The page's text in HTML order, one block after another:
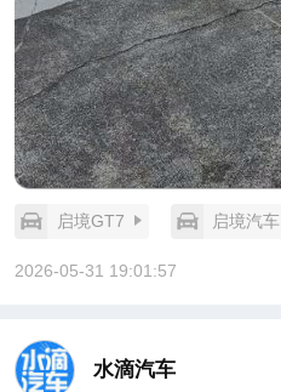
启境GT7 启境汽车
2026-05-31 19:01:57
水滴汽车